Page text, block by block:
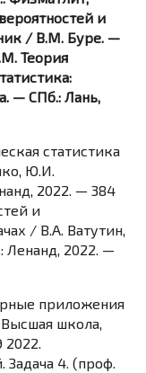
и
/ В.М. Буре. —
Теория
— СПб.: Лань,
статистика
Ю.И.
2022. — 384
и
/ В.А. Ватутин,
2022. —
приложения
школа,
2022.
Задача 4. (проф.